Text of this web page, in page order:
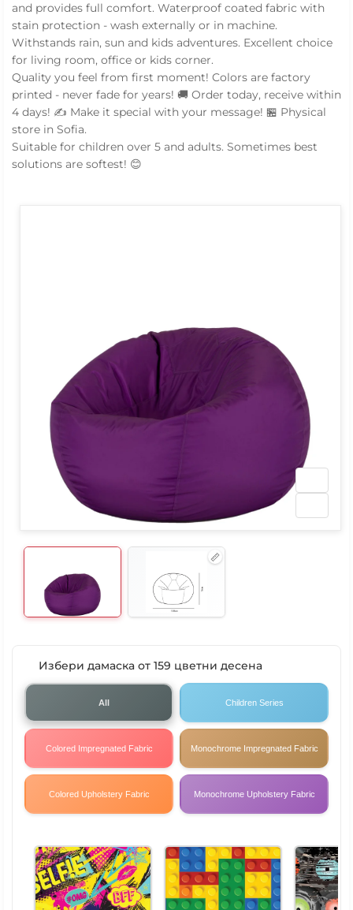
and provides full comfort. Waterproof coated fabric with
stain protection - wash externally or in machine.
Withstands rain, sun and kids adventures. Excellent choice
for living room, office or kids corner.
Quality you feel from first moment! Colors are factory
printed - never fade for years! 🚚 Order today, receive within
4 days! ✍️ Make it special with your message! 🏪 Physical
store in Sofia.
Suitable for children over 5 and adults. Sometimes best
solutions are softest! 😊
Избери дамаска от 159 цветни десена
All Children Series
Colored Impregnated Fabric Monochrome Impregnated Fabric
Colored Upholstery Fabric Monochrome Upholstery Fabric